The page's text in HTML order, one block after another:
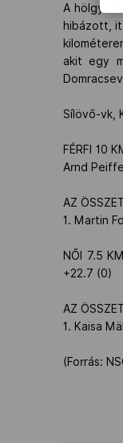
A hölgyek
hibázott,
akit egy
Sílövő-vk,
FÉRFI 10
Arnd
AZ
1. Martin
NŐI 7.5
+22.7 (0)
AZ
1. Kaisa
(Forrás: